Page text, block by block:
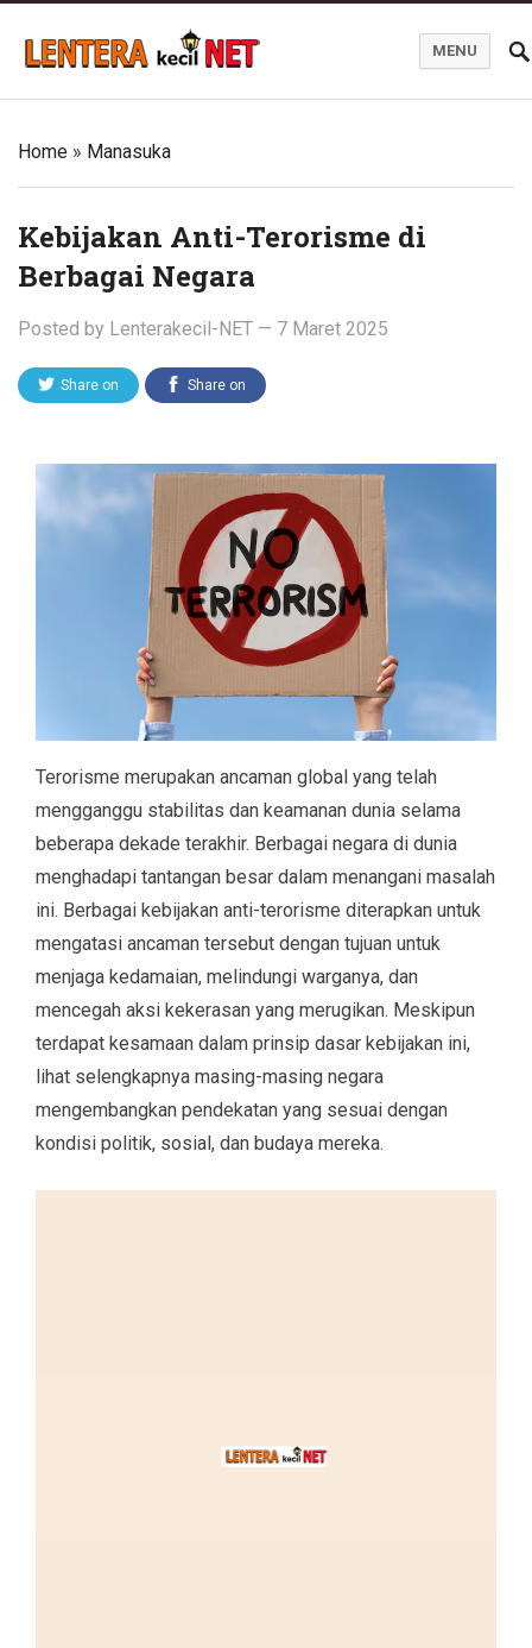
MENU
Home » Manasuka
Kebijakan Anti-Terorisme di
Berbagai Negara
Posted by Lenterakecil-NET — 7 Maret 2025
Share on Share on
Terorisme merupakan ancaman global yang telah
mengganggu stabilitas dan keamanan dunia selama
beberapa dekade terakhir. Berbagai negara di dunia
menghadapi tantangan besar dalam menangani masalah
ini. Berbagai kebijakan anti-terorisme diterapkan untuk
mengatasi ancaman tersebut dengan tujuan untuk
menjaga kedamaian, melindungi warganya, dan
mencegah aksi kekerasan yang merugikan. Meskipun
terdapat kesamaan dalam prinsip dasar kebijakan ini,
lihat selengkapnya masing-masing negara
mengembangkan pendekatan yang sesuai dengan
kondisi politik, sosial, dan budaya mereka.